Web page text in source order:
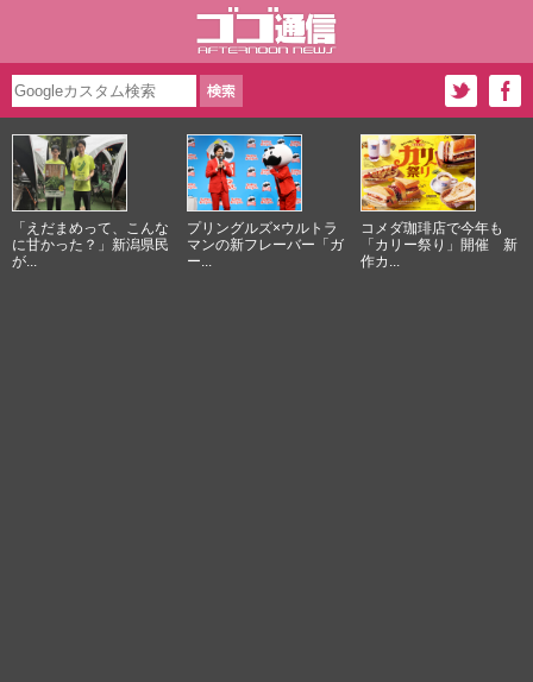
「えだまめって、こんな
に甘かった？」新潟県民
が...
プリングルズ×ウルトラ
マンの新フレーバー「ガ
ー...
コメダ珈琲店で今年も
「カリー祭り」開催 新
作カ...